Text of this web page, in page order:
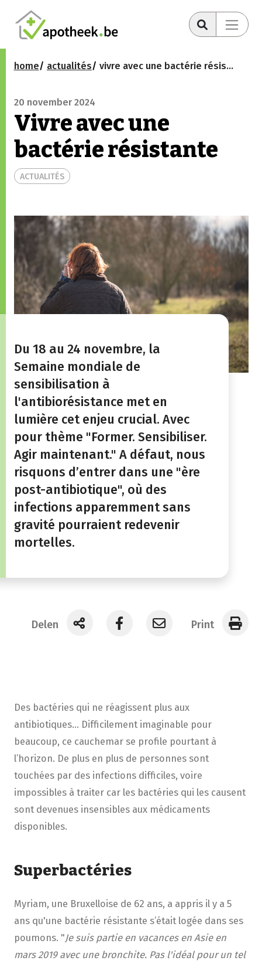
home actualités vivre avec une bactérie résistante
20 november 2024
Vivre avec une
bactérie résistante
ACTUALITÉS
Du 18 au 24 novembre, la
Semaine mondiale de
sensibilisation à
l'antibiorésistance met en
lumière cet enjeu crucial. Avec
pour thème "Former. Sensibiliser.
Agir maintenant." A défaut, nous
risquons d’entrer dans une "ère
post-antibiotique", où des
infections apparemment sans
gravité pourraient redevenir
mortelles.
Delen Print
Des bactéries qui ne réagissent plus aux
antibiotiques… Difficilement imaginable pour
beaucoup, ce cauchemar se profile pourtant à
l’horizon. De plus en plus de personnes sont
touchées par des infections difficiles, voire
impossibles à traiter car les bactéries qui les causent
sont devenues insensibles aux médicaments
disponibles.
Superbactéries
Myriam, une Bruxelloise de 62 ans, a appris il y a 5
ans qu'une bactérie résistante s’était logée dans ses
poumons. "Je suis partie en vacances en Asie en
mars 2019 avec une bronchite. Pas l'idéal pour un tel